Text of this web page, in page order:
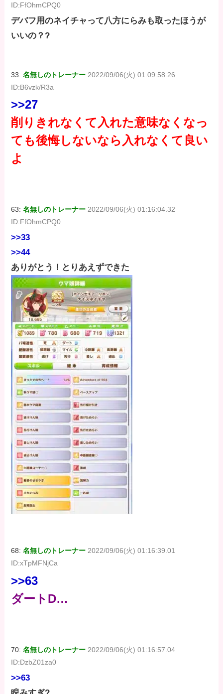
ID:FfOhmCPQ0
デバフ用のネイチャって八方にらみも取ったほうが
いいの？?
33:名無しのトレーナー 2022/09/06(火) 01:09:58.26
ID:B6vzk/R3a
>>27
削りきれなくて入れた意味なくなっ
ても後悔しないなら入れなくて良い
よ
63:名無しのトレーナー 2022/09/06(火) 01:16:04.32
ID:FfOhmCPQ0
>>33
>>44
ありがとう！とりあえずできた
68:名無しのトレーナー 2022/09/06(火) 01:16:39.01
ID:xTpMFNjCa
>>63
ダートD…
70:名無しのトレーナー 2022/09/06(火) 01:16:57.04
ID:DzbZ01za0
>>63